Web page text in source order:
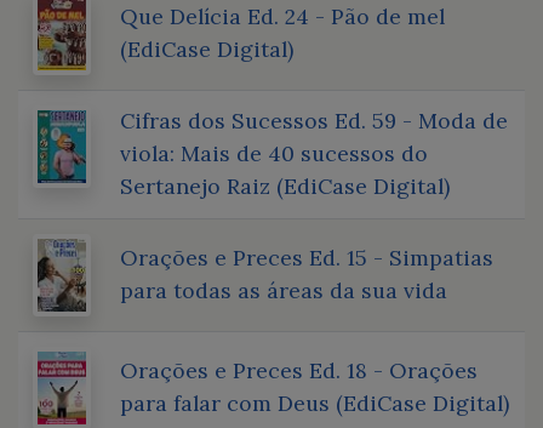
Que Delícia Ed. 24 - Pão de mel
(EdiCase Digital)
Cifras dos Sucessos Ed. 59 - Moda de
viola: Mais de 40 sucessos do
Sertanejo Raiz (EdiCase Digital)
Orações e Preces Ed. 15 - Simpatias
para todas as áreas da sua vida
Orações e Preces Ed. 18 - Orações
para falar com Deus (EdiCase Digital)